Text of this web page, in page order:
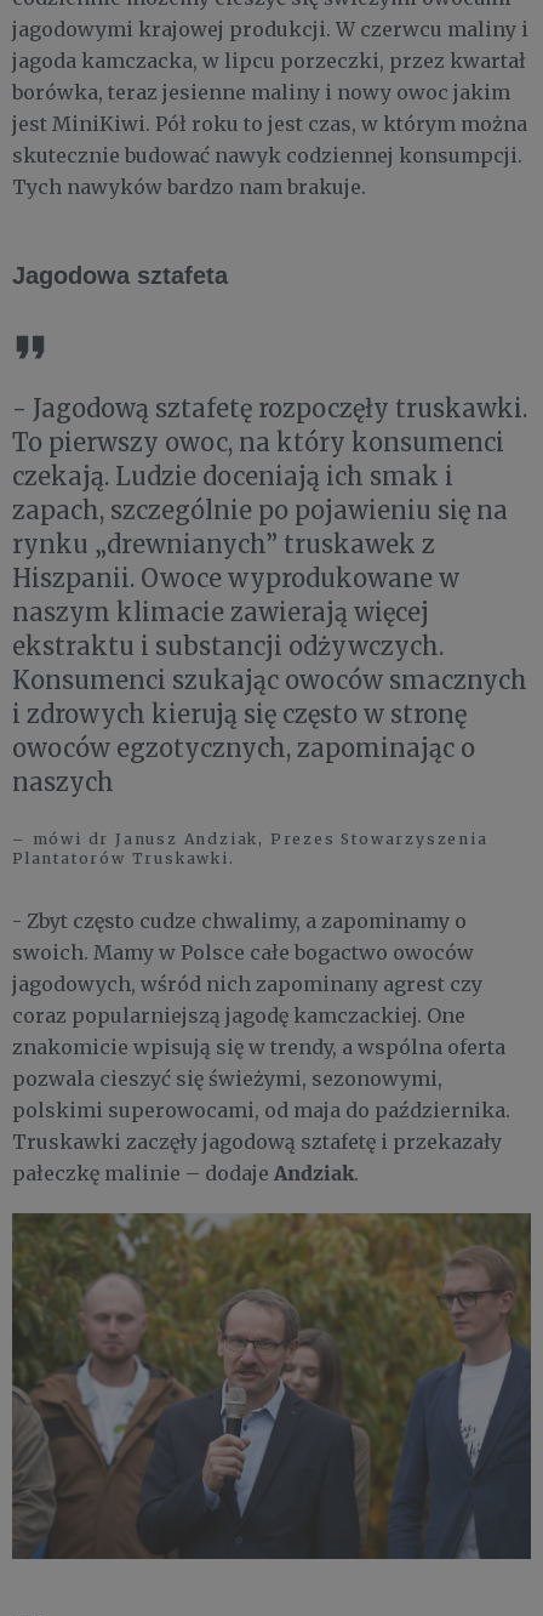
jagodowymi krajowej produkcji. W czerwcu maliny i
jagoda kamczacka, w lipcu porzeczki, przez kwartał
borówka, teraz jesienne maliny i nowy owoc jakim
jest MiniKiwi. Pół roku to jest czas, w którym można
skutecznie budować nawyk codziennej konsumpcji.
Tych nawyków bardzo nam brakuje.
Jagodowa sztafeta
- Jagodową sztafetę rozpoczęły truskawki.
To pierwszy owoc, na który konsumenci
czekają. Ludzie doceniają ich smak i
zapach, szczególnie po pojawieniu się na
rynku „drewnianych” truskawek z
Hiszpanii. Owoce wyprodukowane w
naszym klimacie zawierają więcej
ekstraktu i substancji odżywczych.
Konsumenci szukając owoców smacznych
i zdrowych kierują się często w stronę
owoców egzotycznych, zapominając o
naszych
– mówi dr Janusz Andziak, Prezes Stowarzyszenia
Plantatorów Truskawki.
- Zbyt często cudze chwalimy, a zapominamy o
swoich. Mamy w Polsce całe bogactwo owoców
jagodowych, wśród nich zapominany agrest czy
coraz popularniejszą jagodę kamczackiej. One
znakomicie wpisują się w trendy, a wspólna oferta
pozwala cieszyć się świeżymi, sezonowymi,
polskimi superowocami, od maja do października.
Truskawki zaczęły jagodową sztafetę i przekazały
pałeczkę malinie – dodajeAndziak.